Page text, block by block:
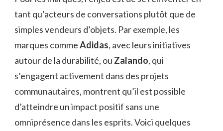
tant qu’acteurs de conversations plutôt que de
simples vendeurs d’objets. Par exemple, les
marques commeAdidas, avec leurs initiatives
autour de la durabilité, ou Zalando, qui
s’engagent activement dans des projets
communautaires, montrent qu’il est possible
d’atteindre un impact positif sans une
omniprésence dans les esprits. Voici quelques